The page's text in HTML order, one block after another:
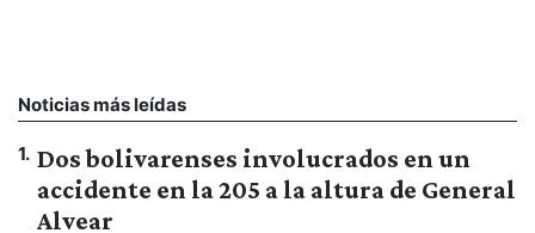
Noticias más leídas
1. Dos bolivarenses involucrados en un
accidente en la 205 a la altura de General
Alvear